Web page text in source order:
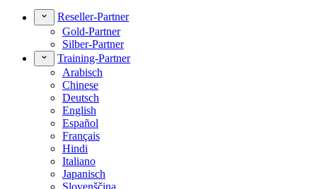
Reseller-Partner
Gold-Partner
Silber-Partner
Training-Partner
Arabisch
Chinese
Deutsch
English
Español
Français
Hindi
Italiano
Japanisch
Slovenščina